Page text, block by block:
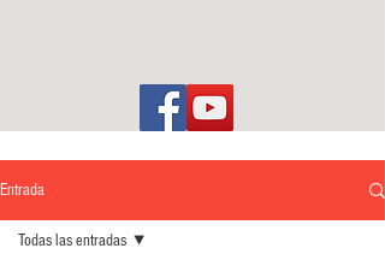
Entrada
Todas las entradas